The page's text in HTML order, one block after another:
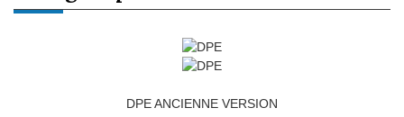
DPE ANCIENNE VERSION